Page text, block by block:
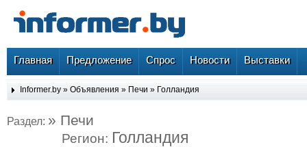
Главная Предложение Спрос Новости Выставки
Informer.by » Объявления » Печи » Голландия
Раздел: » Печи
Регион: Голландия